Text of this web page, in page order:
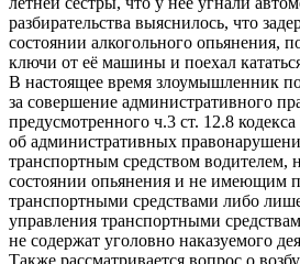
разбирательства выяснилось, что
состоянии алкогольного опьянения,
ключи от её машины и поехал
В настоящее время злоумышленник
за совершение административного
предусмотренного ч.3 ст. 12.8
об административных
транспортным средством водителем,
состоянии опьянения и не имеющим
транспортными средствами либо
управления транспортными
не содержат уголовно наказуемого